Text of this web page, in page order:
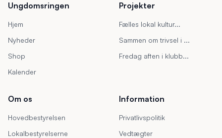
Ungdomsringen
Hjem
Nyheder
Shop
Kalender
Projekter
Fælles lokal kultur...
Sammen om trivsel i ...
Fredag aften i klubb...
Om os
Hovedbestyrelsen
Lokalbestyrelserne
Information
Privatlivspolitik
Vedtægter